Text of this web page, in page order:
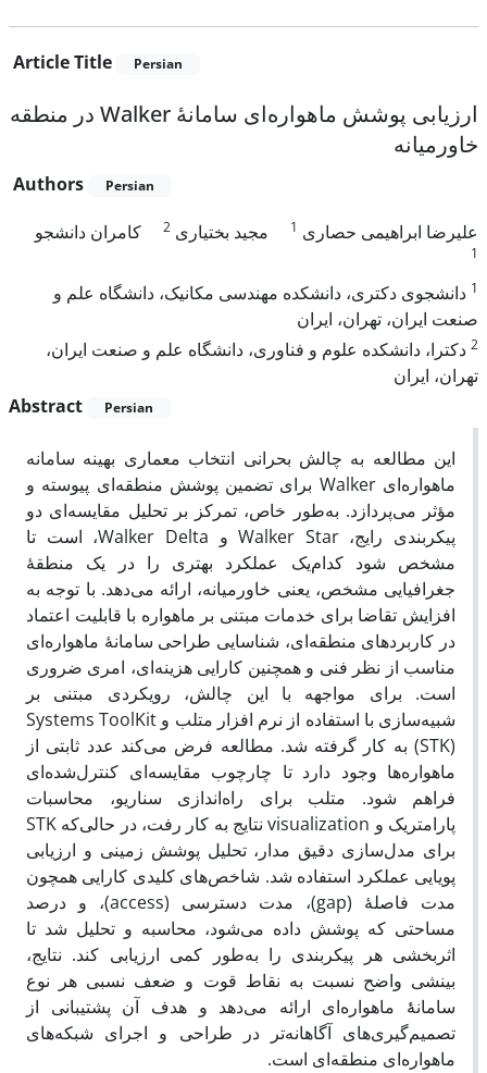
Article Title Persian
ارزیابی پوشش ماهواره‌ای سامانهٔ Walker در منطقه
خاورمیانه
Authors Persian
علیرضا ابراهیمی حصاری 1 مجید بختیاری 2 کامران دانشجو
1
1 دانشجوی دکتری، دانشکده مهندسی مکانیک، دانشگاه علم و
صنعت ایران، تهران، ایران
2 دکترا، دانشکده علوم و فناوری، دانشگاه علم و صنعت ایران،
تهران، ایران
Abstract
Persian
این مطالعه به چالش بحرانی انتخاب معماری بهینه سامانه
ماهواره‌ای Walker برای تضمین پوشش منطقه‌ای پیوسته و
مؤثر می‌پردازد. به‌طور خاص، تمرکز بر تحلیل مقایسه‌ای دو
پیکربندی رایج، Walker Star و Walker Delta، است تا
مشخص شود کدام‌یک عملکرد بهتری را در یک منطقۀ
جغرافیایی مشخص، یعنی خاورمیانه، ارائه می‌دهد. با توجه به
افزایش تقاضا برای خدمات مبتنی بر ماهواره با قابلیت اعتماد
در کاربردهای منطقه‌ای، شناسایی طراحی سامانهٔ ماهواره‌ای
مناسب از نظر فنی و همچنین کارایی هزینه‌ای، امری ضروری
است. برای مواجهه با این چالش، رویکردی مبتنی بر
شبیه‌سازی با استفاده از نرم افزار متلب و Systems ToolKit
(STK) به کار گرفته شد. مطالعه فرض می‌کند عدد ثابتی از
ماهواره‌ها وجود دارد تا چارچوب مقایسه‌ای کنترل‌شده‌ای
فراهم شود. متلب برای راه‌اندازی سناریو، محاسبات
پارامتریک و visualization نتایج به کار رفت، در حالی‌که STK
برای مدل‌سازی دقیق مدار، تحلیل پوشش زمینی و ارزیابی
پویایی عملکرد استفاده شد. شاخص‌های کلیدی کارایی همچون
مدت فاصلهٔ (gap)، مدت دسترسی (access)، و درصد
مساحتی که پوشش داده می‌شود، محاسبه و تحلیل شد تا
اثربخشی هر پیکربندی را به‌طور کمی ارزیابی کند. نتایج،
بینشی واضح نسبت به نقاط قوت و ضعف نسبی هر نوع
سامانهٔٔ ماهواره‌ای ارائه می‌دهد و هدف آن پشتیبانی از
تصمیم‌گیری‌های آگاهانه‌تر در طراحی و اجرای شبکه‌های
ماهواره‌ای منطقه‌ای است.